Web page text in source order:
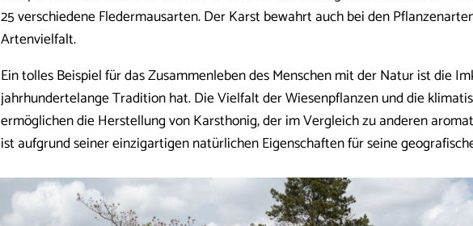
25 verschiedene Fledermausarten. Der Karst bewahrt auch bei den
Artenvielfalt.
Ein tolles Beispiel für das Zusammenleben des Menschen mit der Natur ist die
jahrhundertelange Tradition hat. Die Vielfalt der Wiesenpflanzen und die
ermöglichen die Herstellung von Karsthonig, der im Vergleich zu anderen
ist aufgrund seiner einzigartigen natürlichen Eigenschaften für seine